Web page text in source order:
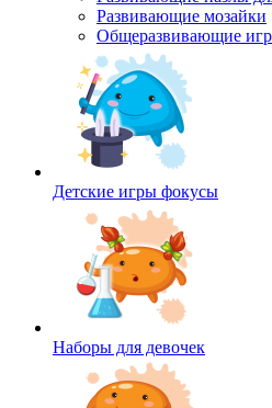
Развивающие мозайки
Общеразвивающие
Детские игры фокусы
Наборы для девочек